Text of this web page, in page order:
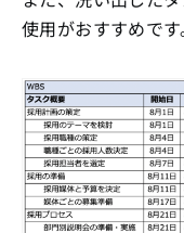
使用がおすすめです